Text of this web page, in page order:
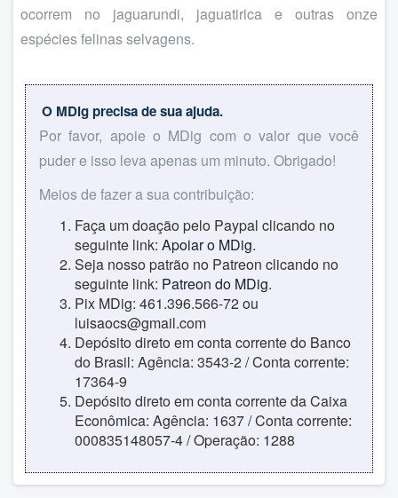
ocorrem no jaguarundi, jaguatirica e outras onze
espécies felinas selvagens.
O MDig precisa de sua ajuda.
Por favor, apoie o MDig com o valor que você
puder e isso leva apenas um minuto. Obrigado!
Meios de fazer a sua contribuição:
Faça um doação pelo Paypal clicando no
seguinte link: Apoiar o MDig.
Seja nosso patrão no Patreon clicando no
seguinte link: Patreon do MDig.
Pix MDig: 461.396.566-72 ou
luisaocs@gmail.com
Depósito direto em conta corrente do Banco
do Brasil: Agência: 3543-2 / Conta corrente:
17364-9
Depósito direto em conta corrente da Caixa
Econômica: Agência: 1637 / Conta corrente:
000835148057-4 / Operação: 1288